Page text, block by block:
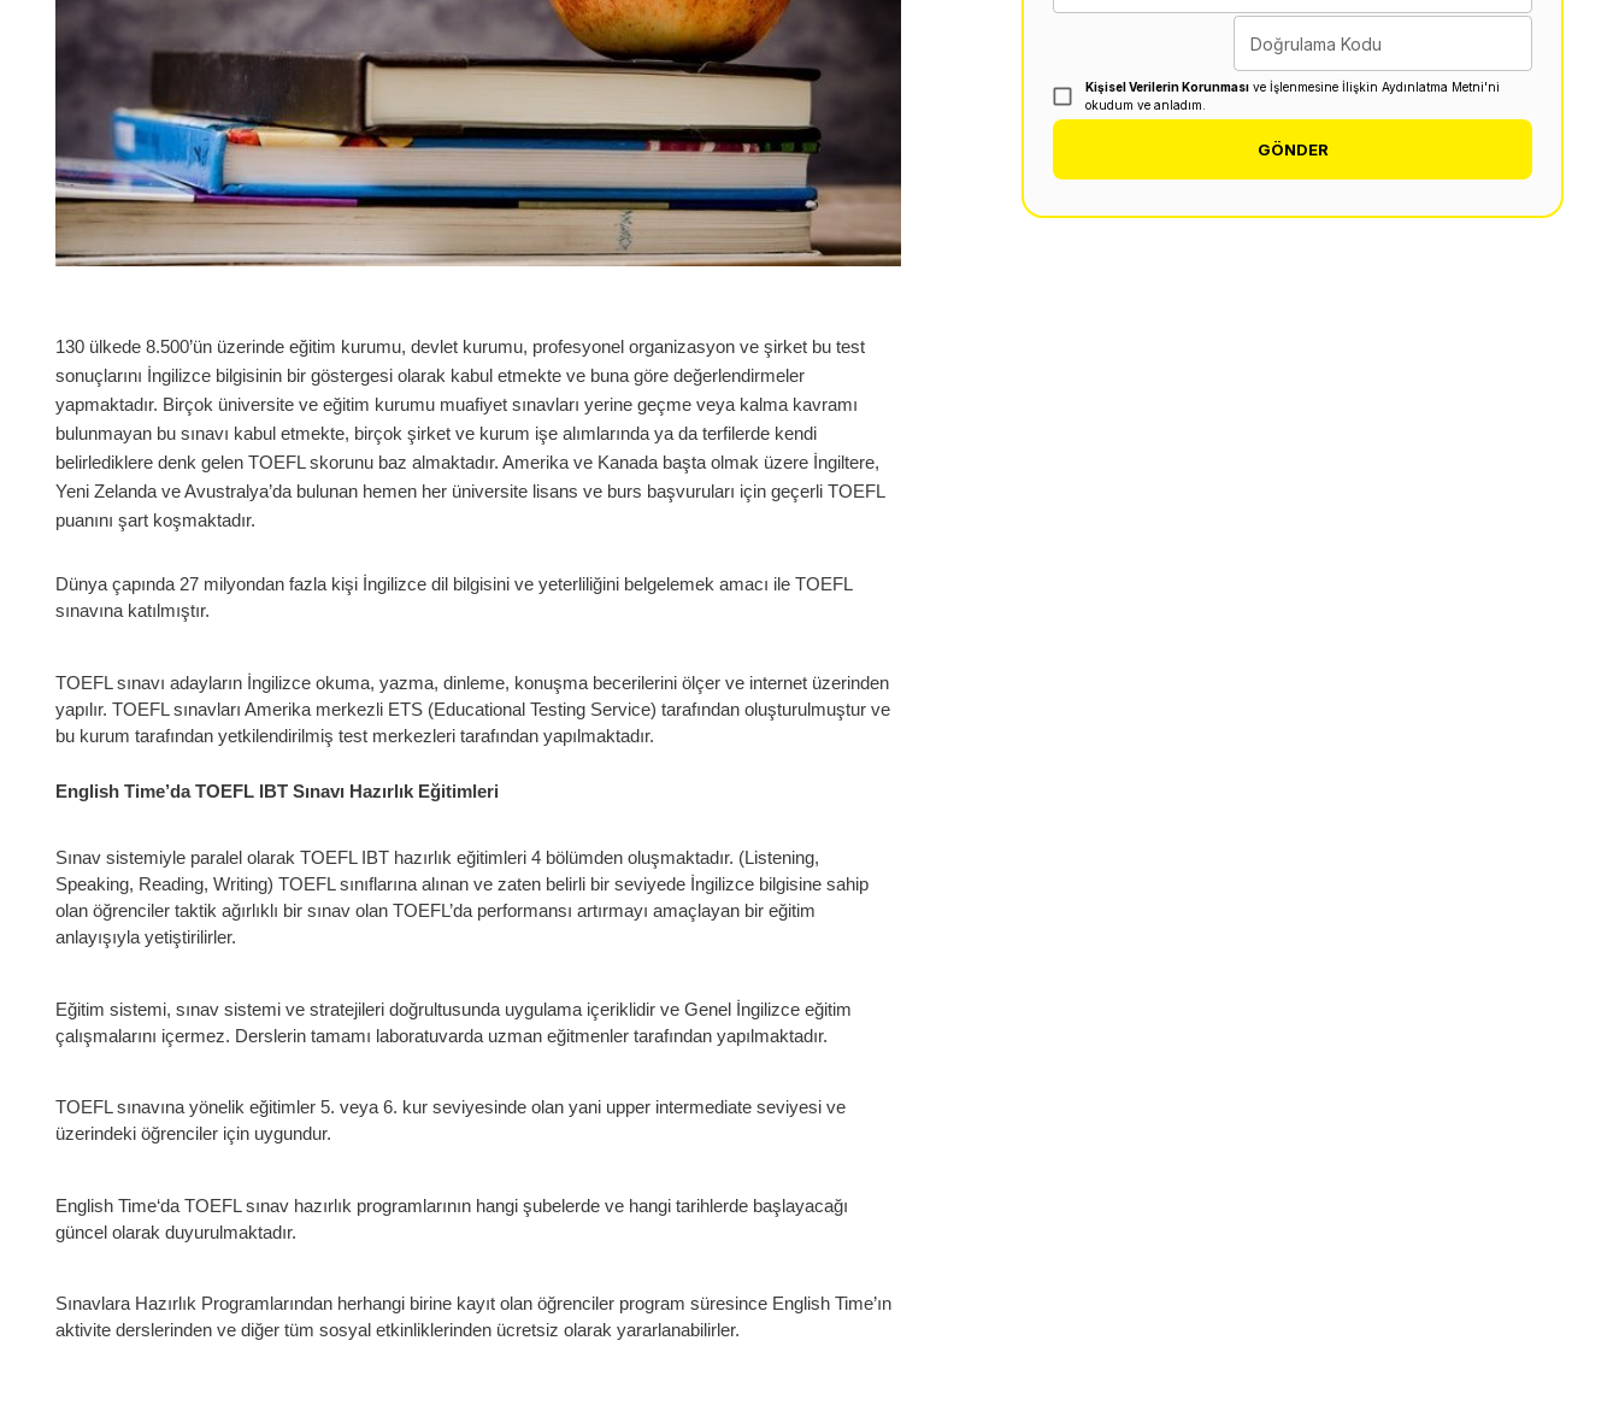
130 ülkede 8.500’ün üzerinde eğitim kurumu, devlet kurumu, profesyonel organizasyon ve şirket bu test
sonuçlarını İngilizce bilgisinin bir göstergesi olarak kabul etmekte ve buna göre değerlendirmeler
yapmaktadır. Birçok üniversite ve eğitim kurumu muafiyet sınavları yerine geçme veya kalma kavramı
bulunmayan bu sınavı kabul etmekte, birçok şirket ve kurum işe alımlarında ya da terfilerde kendi
belirlediklere denk gelen TOEFL skorunu baz almaktadır. Amerika ve Kanada başta olmak üzere İngiltere,
Yeni Zelanda ve Avustralya’da bulunan hemen her üniversite lisans ve burs başvuruları için geçerli TOEFL
puanını şart koşmaktadır.
Dünya çapında 27 milyondan fazla kişi İngilizce dil bilgisini ve yeterliliğini belgelemek amacı ile TOEFL
sınavına katılmıştır.
TOEFL sınavı adayların İngilizce okuma, yazma, dinleme, konuşma becerilerini ölçer ve internet üzerinden
yapılır. TOEFL sınavları Amerika merkezli ETS (Educational Testing Service) tarafından oluşturulmuştur ve
bu kurum tarafından yetkilendirilmiş test merkezleri tarafından yapılmaktadır.
English Time’da TOEFL IBT Sınavı Hazırlık Eğitimleri
Sınav sistemiyle paralel olarak TOEFL IBT hazırlık eğitimleri 4 bölümden oluşmaktadır. (Listening,
Speaking, Reading, Writing) TOEFL sınıflarına alınan ve zaten belirli bir seviyede İngilizce bilgisine sahip
olan öğrenciler taktik ağırlıklı bir sınav olan TOEFL’da performansı artırmayı amaçlayan bir eğitim
anlayışıyla yetiştirilirler.
Eğitim sistemi, sınav sistemi ve stratejileri doğrultusunda uygulama içeriklidir ve Genel İngilizce eğitim
çalışmalarını içermez. Derslerin tamamı laboratuvarda uzman eğitmenler tarafından yapılmaktadır.
TOEFL sınavına yönelik eğitimler 5. veya 6. kur seviyesinde olan yani upper intermediate seviyesi ve
üzerindeki öğrenciler için uygundur.
English Time‘da TOEFL sınav hazırlık programlarının hangi şubelerde ve hangi tarihlerde başlayacağı
güncel olarak duyurulmaktadır.
Sınavlara Hazırlık Programlarından herhangi birine kayıt olan öğrenciler program süresince English Time’ın
aktivite derslerinden ve diğer tüm sosyal etkinliklerinden ücretsiz olarak yararlanabilirler.
Doğrulama Kodu
Kişisel Verilerin Korunması ve İşlenmesine İlişkin Aydınlatma Metni'ni
okudum ve anladım.
GÖNDER